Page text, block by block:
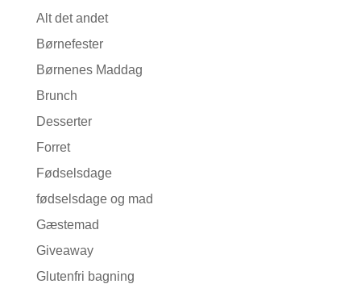
Alt det andet
Børnefester
Børnenes Maddag
Brunch
Desserter
Forret
Fødselsdage
fødselsdage og mad
Gæstemad
Giveaway
Glutenfri bagning